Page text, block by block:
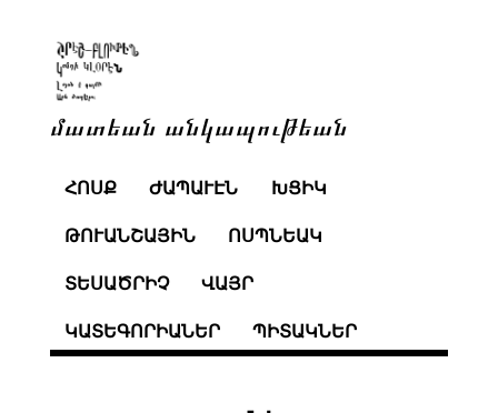
մատեան անկապութեան
ՀՈՍՔ ԺԱՊԱՒԷՆ ԽՑԻԿ
ԹՈՒԱՆՇԱՅԻՆ ՈՍՊՆԵԱԿ
ՏԵՍԱԾՐԻՉ ՎԱՅՐ
ԿԱՏԵԳՈՐԻԱՆԵՐ ՊԻՏԱԿՆԵՐ